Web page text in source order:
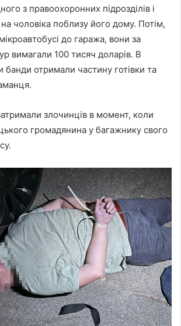
з правоохоронних підрозділів і
чоловіка поблизу його дому. Потім,
до гаража, вони за
вимагали 100 тисяч доларів. В
банди отримали частину готівки та
злочинців в момент, коли
громадянина у багажнику свого